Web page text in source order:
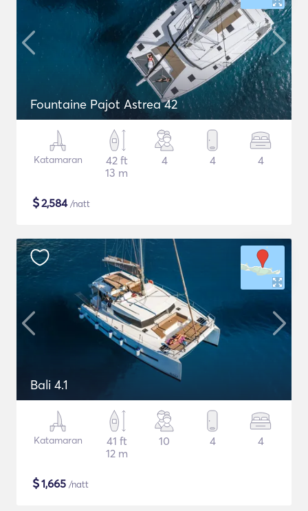
Fountaine Pajot Astrea 42
Katamaran
42 ft
13 m
4 4 4
$2,584/natt
Bali 4.1
Katamaran
41 ft
12 m
10 4 4
$1,665 /natt